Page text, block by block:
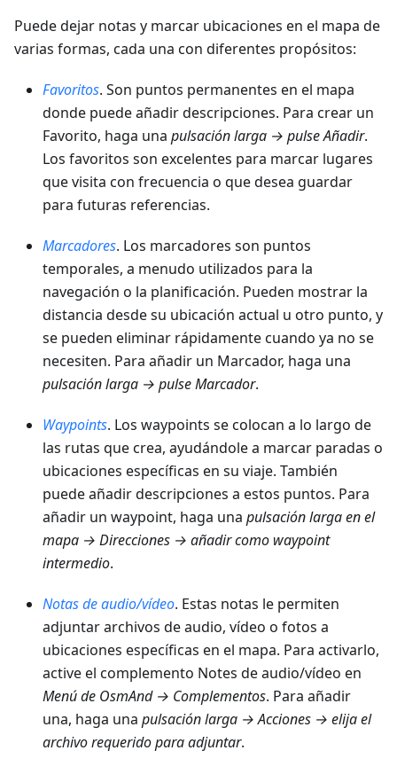
Puede dejar notas y marcar ubicaciones en el mapa de
varias formas, cada una con diferentes propósitos:
Favoritos. Son puntos permanentes en el mapa
donde puede añadir descripciones. Para crear un
Favorito, haga una pulsación larga → pulse Añadir.
Los favoritos son excelentes para marcar lugares
que visita con frecuencia o que desea guardar
para futuras referencias.
Marcadores. Los marcadores son puntos
temporales, a menudo utilizados para la
navegación o la planificación. Pueden mostrar la
distancia desde su ubicación actual u otro punto, y
se pueden eliminar rápidamente cuando ya no se
necesiten. Para añadir un Marcador, haga una
pulsación larga → pulse Marcador.
Waypoints. Los waypoints se colocan a lo largo de
las rutas que crea, ayudándole a marcar paradas o
ubicaciones específicas en su viaje. También
puede añadir descripciones a estos puntos. Para
añadir un waypoint, haga una pulsación larga en el
mapa → Direcciones → añadir como waypoint
intermedio.
Notas de audio/vídeo. Estas notas le permiten
adjuntar archivos de audio, vídeo o fotos a
ubicaciones específicas en el mapa. Para activarlo,
active el complemento Notes de audio/vídeo en
Menú de OsmAnd → Complementos. Para añadir
una, haga una pulsación larga → Acciones → elija el
archivo requerido para adjuntar.